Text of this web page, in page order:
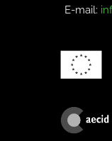
E-mail: